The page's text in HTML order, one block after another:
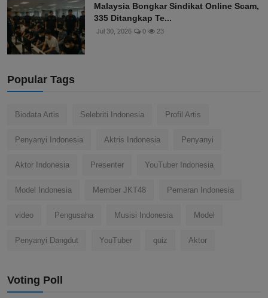
Malaysia Bongkar Sindikat Online Scam,
335 Ditangkap Te...
Jul 30, 2026 0 23
Popular Tags
Biodata Artis Selebriti Indonesia Profil Artis
Penyanyi Indonesia Aktris Indonesia Penyanyi
Aktor Indonesia Presenter YouTuber Indonesia
Model Indonesia Member JKT48 Pemeran Indonesia
video Pengusaha Musisi Indonesia Model
Penyanyi Dangdut YouTuber quiz Aktor
Voting Poll